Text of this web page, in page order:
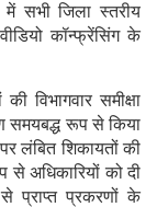
में सभी जिला स्तरीय
कॉन्फ्रेंसिंग के
विभागवार समीक्षा
समयबद्ध रूप से किया
लंबित शिकायतों की
से अधिकारियों को दी
से प्राप्त प्रकरणों के